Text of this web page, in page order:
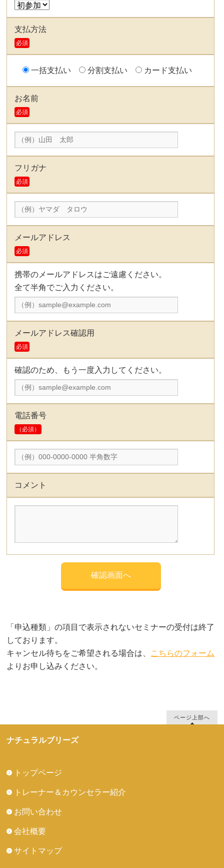
支払方法
必須
一括支払い 分割支払い カード支払い
お名前
必須
フリガナ
必須
メールアドレス
必須
携帯のメールアドレスはご遠慮ください。
全て半角でご入力ください。
メールアドレス確認用
必須
確認のため、もう一度入力してください。
電話番号
（必須）
コメント
「申込種類」の項目で表示されないセミナーの受付は終了
しております。
キャンセル待ちをご希望される場合は、 こちらのフォーム
よりお申し込みください。
ページ上部へ
ナチュラルブリーズ
トップページ
トレーナー＆カウンセラー紹介
お問い合わせ
会社概要
サイトマップ